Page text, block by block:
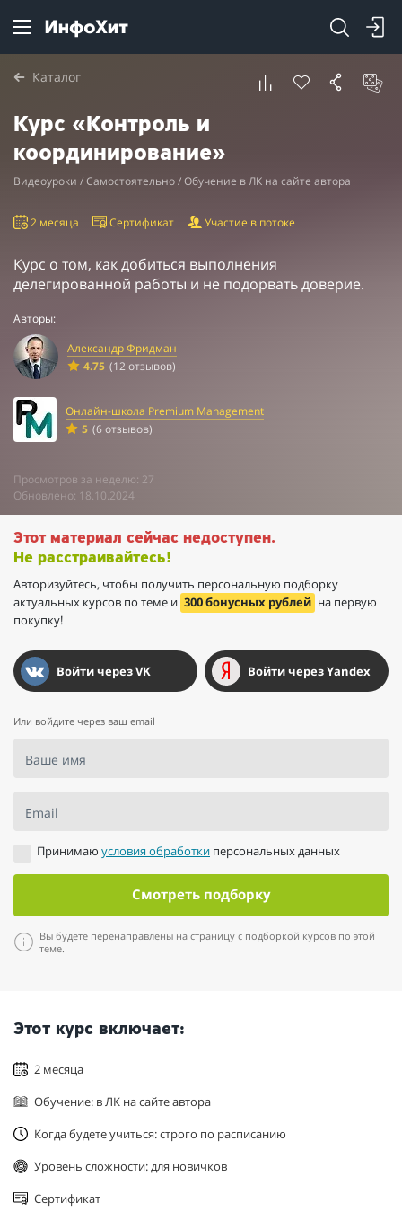
Каталог
Курс «Контроль и
координирование»
Видеоуроки / Самостоятельно / Обучение в ЛК на сайте автора
2 месяца Сертификат Участие в потоке
Курс о том, как добиться выполнения
делегированной работы и не подорвать доверие.
Авторы:
Александр Фридман
4.75 (12 отзывов)
Онлайн-школа Premium Management
5 (6 отзывов)
Просмотров за неделю: 27
Обновлено: 18.10.2024
Этот материал сейчас недоступен.
Не расстраивайтесь!
Авторизуйтесь, чтобы получить персональную подборку
актуальных курсов по теме и 300 бонусных рублей на первую
покупку!
Войти через VK Войти через Yandex
Или войдите через ваш email
Ваше имя
Email
Принимаю условия обработки персональных данных
Смотреть подборку
Вы будете перенаправлены на страницу с подборкой курсов по этой
теме.
Этот курс включает:
2 месяца
Обучение: в ЛК на сайте автора
Когда будете учиться: строго по расписанию
Уровень сложности: для новичков
Сертификат